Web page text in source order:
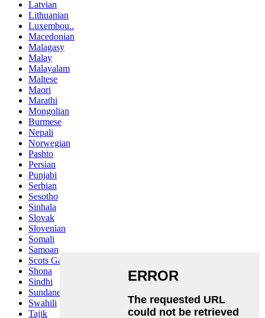
Latvian
Lithuanian
Luxembou..
Macedonian
Malagasy
Malay
Malayalam
Maltese
Maori
Marathi
Mongolian
Burmese
Nepali
Norwegian
Pashto
Persian
Punjabi
Serbian
Sesotho
Sinhala
Slovak
Slovenian
Somali
Samoan
Scots Gaelic
Shona
Sindhi
Sundanese
Swahili
Tajik